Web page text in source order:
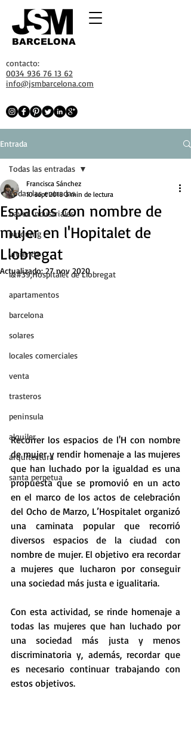
BARCELONA
contacto:
0034 936 76 13 62
info@jsmbarcelona.com
Entrada
Todas las entradas
naves industriales
parquing
vivienda
l&#39;Hospitalet de Llobregat
apartamentos
barcelona
solares
locales comerciales
venta
trasteros
peninsula
alquiler
arquitectura
santa perpetua
Todas las entradas
Espacios con nombre de
mujer en l'Hopitalet de
Llobregat
Francisca Sánchez
10 sept 2018 3 min de lectura
Actualizado:27 nov 2020
Recorrer los espacios de l'H con nombre
de mujer y rendir homenaje a las mujeres
que han luchado por la igualdad es una
propuesta que se promovió en un acto
en el marco de los actos de celebración
del Ocho de Marzo, L’Hospitalet organizó
una caminata popular que recorrió
diversos espacios de la ciudad con
nombre de mujer. El objetivo era recordar
a mujeres que lucharon por conseguir
una sociedad más justa e igualitaria.
Con esta actividad, se rinde homenaje a
todas las mujeres que han luchado por
una sociedad más justa y menos
discriminatoria y, además, recordar que
es necesario continuar trabajando con
estos objetivos.